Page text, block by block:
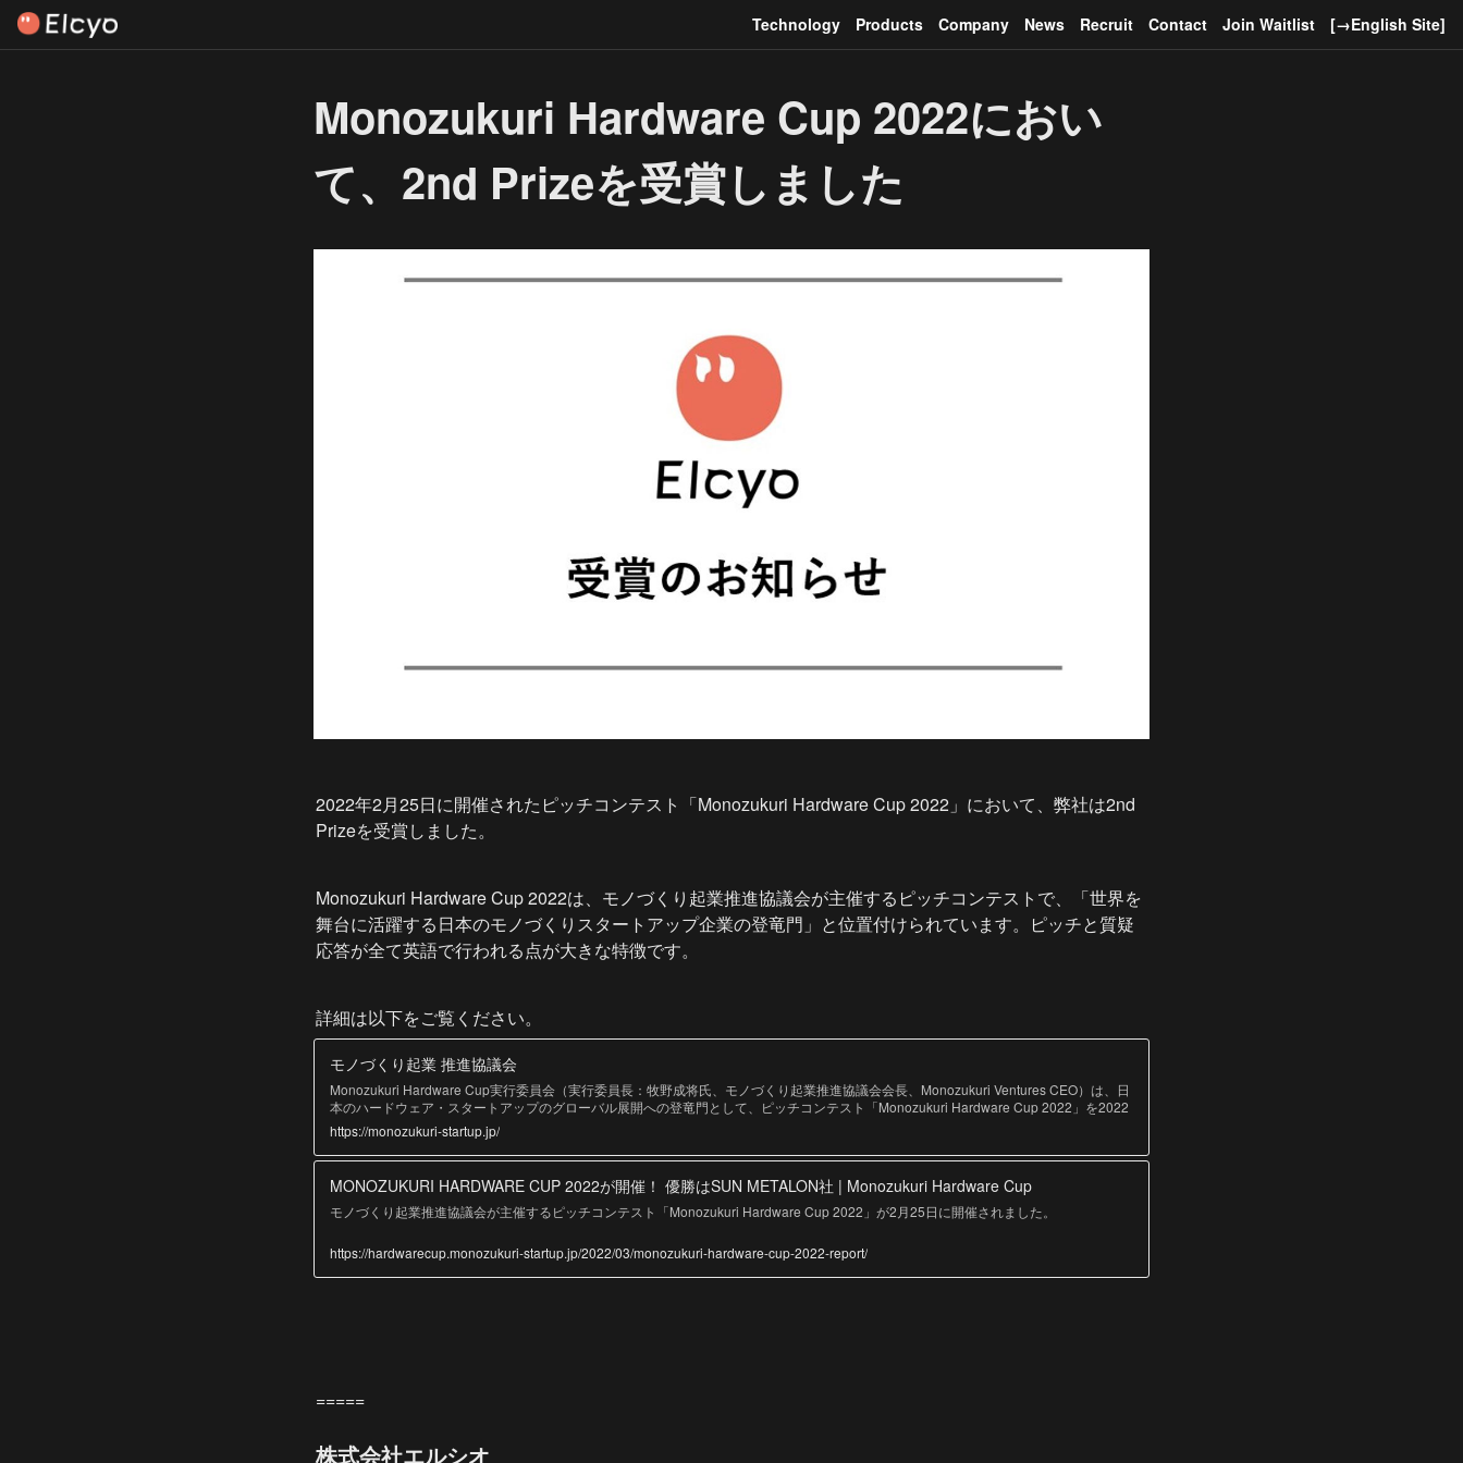
Technology Products Company News Recruit Contact Join Waitlist [→English Site]
Monozukuri Hardware Cup 2022におい
て、2nd Prizeを受賞しました
2022年2月25日に開催されたピッチコンテスト「Monozukuri Hardware Cup 2022」において、弊社は2nd
Prizeを受賞しました。
Monozukuri Hardware Cup 2022は、モノづくり起業推進協議会が主催するピッチコンテストで、「世界を
舞台に活躍する日本のモノづくりスタートアップ企業の登竜門」と位置付けられています。ピッチと質疑
応答が全て英語で行われる点が大きな特徴です。
詳細は以下をご覧ください。
モノづくり起業 推進協議会
Monozukuri Hardware Cup実行委員会（実行委員長：牧野成将氏、モノづくり起業推進協議会会長、Monozukuri Ventures CEO）は、日
本のハードウェア・スタートアップのグローバル展開への登竜門として、ピッチコンテスト「Monozukuri Hardware Cup 2022」を2022
年2月25日（金）に京都リサーチパークで開催します。本コンテストは、米国ピッツバーグ市（ペンシルベニア州）で2022年春に開催予
定の「Hardware Cup 2022 Finals」の「日本予選」の位置付けで、プレゼンテーションや質疑応答などをすべて英語で実施いたします。
本コンテストへの参加をご希望される方は、下記フォームよりエントリーされますようお願いいたします。 ■応募要項 ■応募フォーム
■2021年の開催結果（上位３チームの提案内容も掲載） 昨今、日本の誇る「モノづくり」のノウハウを生かして、新しいビジネスを生み
出す「スタートアップ（起業）」を推進していく機運が高まっています。「モノづくり」による起業の推進と普及啓発するために、2016
年9月に「モノづくり起業 推進協議会」を発足し、これまで東京都や京都市と組んだモノづくり起業家教育プログラムの実施などを手が
化しました。これまでに５回を開催し、日本最大規模のハードウエアスタートアップのピッチコンテストとなっています。 日本予選で選
ばれた8社のスタートアップが一堂に会してプレゼンテーションを行い、米国ピッツバーグで開催される「Hardware Cup Finals」（本
戦）への参加権を競い合います。過去の登壇者からは数億円規模の資金調達を行い、グローバル展開する企業も出ており、まさに日本の
https://monozukuri-startup.jp/
MONOZUKURI HARDWARE CUP 2022が開催！ 優勝はSUN METALON社 | Monozukuri Hardware Cup
モノづくり起業推進協議会が主催するピッチコンテスト「Monozukuri Hardware Cup 2022」が2月25日に開催されました。
https://hardwarecup.monozukuri-startup.jp/2022/03/monozukuri-hardware-cup-2022-report/
=====
株式会社エルシオ